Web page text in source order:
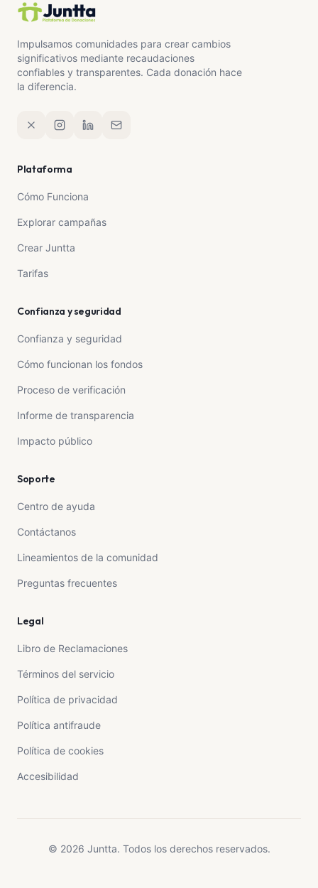
Impulsamos comunidades para crear cambios
significativos mediante recaudaciones
confiables y transparentes. Cada donación hace
la diferencia.
Plataforma
Cómo Funciona
Explorar campañas
Crear Juntta
Tarifas
Confianza y seguridad
Confianza y seguridad
Cómo funcionan los fondos
Proceso de verificación
Informe de transparencia
Impacto público
Soporte
Centro de ayuda
Contáctanos
Lineamientos de la comunidad
Preguntas frecuentes
Legal
Libro de Reclamaciones
Términos del servicio
Política de privacidad
Política antifraude
Política de cookies
Accesibilidad
© 2026 Juntta. Todos los derechos reservados.